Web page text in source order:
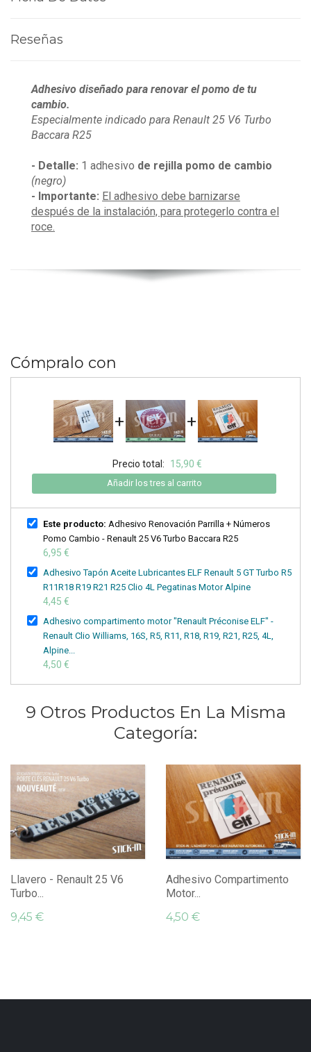
Reseñas
Adhesivo diseñado para renovar el pomo de tu
cambio.
Especialmente indicado para Renault 25 V6 Turbo
Baccara R25
- Detalle: 1 adhesivo de rejilla pomo de cambio
(negro)
- Importante: El adhesivo debe barnizarse
después de la instalación, para protegerlo contra el
roce.
Cómpralo con
+ +
Precio total: 15,90 €
Añadir los tres al carrito
Este producto: Adhesivo Renovación Parrilla + Números
Pomo Cambio - Renault 25 V6 Turbo Baccara R25
6,95 €
Adhesivo Tapón Aceite Lubricantes ELF Renault 5 GT Turbo R5
R11R18 R19 R21 R25 Clio 4L Pegatinas Motor Alpine
4,45 €
Adhesivo compartimento motor "Renault Préconise ELF" -
Renault Clio Williams, 16S, R5, R11, R18, R19, R21, R25, 4L,
Alpine...
4,50 €
9 Otros Productos En La Misma
Categoría:
Llavero - Renault 25 V6
Turbo...
9,45 €
Adhesivo Compartimento
Motor...
4,50 €